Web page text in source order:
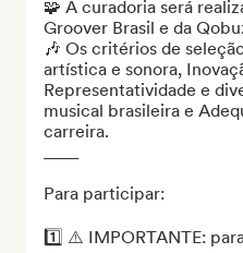
🧩 A curadoria será
Groover Brasil e da
🎶 Os critérios de
artística e sonora,
Representatividade e
musical brasileira e
carreira.
Para participar:
1️⃣ ⚠️ IMPORTANTE: